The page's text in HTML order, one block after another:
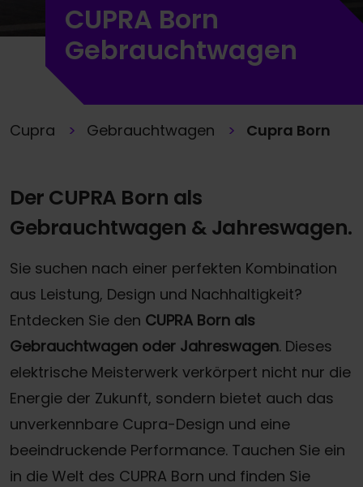
CUPRA Born
Gebrauchtwagen
Cupra Gebrauchtwagen Cupra Born
Der CUPRA Born als
Gebrauchtwagen & Jahreswagen.
Sie suchen nach einer perfekten Kombination
aus Leistung, Design und Nachhaltigkeit?
Entdecken Sie den CUPRA Born als
Gebrauchtwagen oder Jahreswagen. Dieses
elektrische Meisterwerk verkörpert nicht nur die
Energie der Zukunft, sondern bietet auch das
unverkennbare Cupra-Design und eine
beeindruckende Performance. Tauchen Sie ein
in die Welt des CUPRA Born und finden Sie